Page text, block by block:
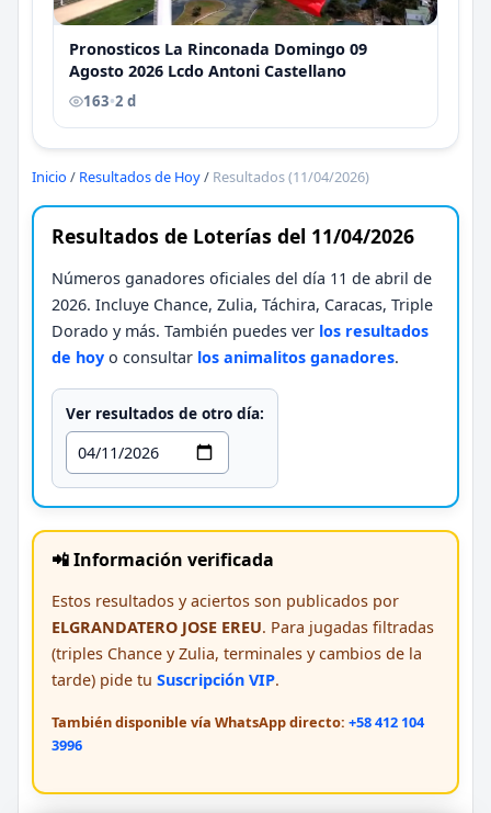
Pronosticos La Rinconada Domingo 09
Agosto 2026 Lcdo Antoni Castellano
163•2 d
Inicio / Resultados de Hoy/ Resultados (11/04/2026)
Resultados de Loterías del 11/04/2026
Números ganadores oficiales del día 11 de abril de
2026. Incluye Chance, Zulia, Táchira, Caracas, Triple
Dorado y más. También puedes ver los resultados
de hoy o consultar los animalitos ganadores.
Ver resultados de otro día:
📲 Información verificada
Estos resultados y aciertos son publicados por
ELGRANDATERO JOSE EREU. Para jugadas filtradas
(triples Chance y Zulia, terminales y cambios de la
tarde) pide tu Suscripción VIP.
También disponible vía WhatsApp directo: +58 412 104
3996